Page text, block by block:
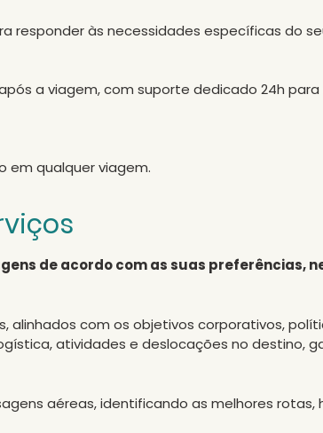
responder às necessidades específicas do
a viagem, com suporte dedicado 24h
em qualquer viagem.
de acordo com as suas preferências,
alinhados com os objetivos corporativos,
atividades e deslocações no destino,
aéreas, identificando as melhores rotas,